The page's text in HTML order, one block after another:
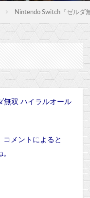
Nintendo Switch『ゼルダ
無双 ハイラルオール
コメントによると